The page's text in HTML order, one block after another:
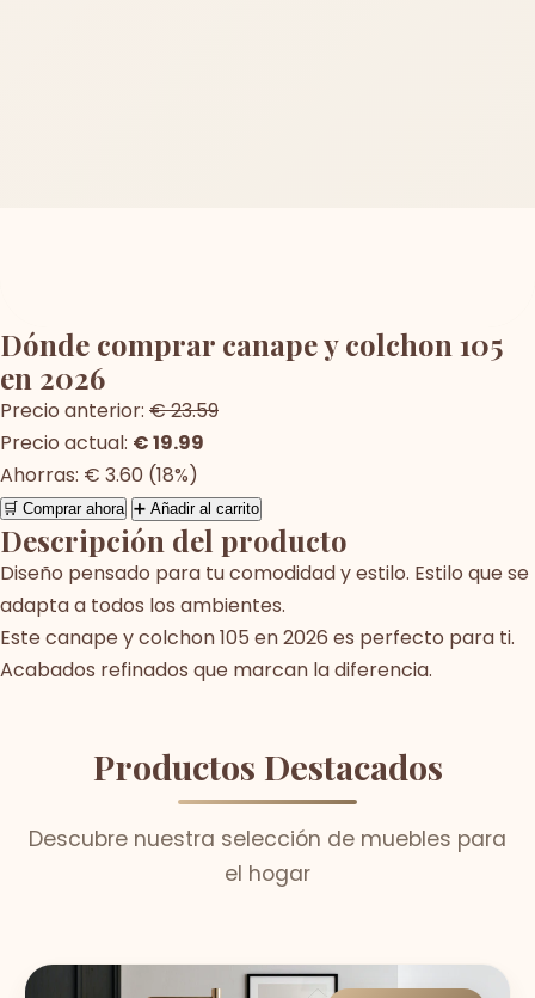
Dónde comprar canape y colchon 105
en 2026
Precio anterior: € 23.59
Precio actual: € 19.99
Ahorras: € 3.60 (18%)
🛒 Comprar ahora ➕ Añadir al carrito
Descripción del producto
Diseño pensado para tu comodidad y estilo. Estilo que se
adapta a todos los ambientes.
Este canape y colchon 105 en 2026 es perfecto para ti.
Acabados refinados que marcan la diferencia.
Productos Destacados
Descubre nuestra selección de muebles para
el hogar